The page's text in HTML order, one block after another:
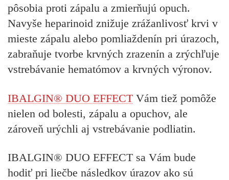
pôsobia proti zápalu a zmierňujú opuch.
Navyše heparinoid znižuje zrážanlivosť krvi v
mieste zápalu alebo pomliaždenín pri úrazoch,
zabraňuje tvorbe krvných zrazenín a zrýchľuje
vstrebávanie hematómov a krvných výronov.
IBALGIN® DUO EFFECT Vám tiež pomôže
nielen od bolesti, zápalu a opuchov, ale
zároveň urýchli aj vstrebávanie podliatin.
IBALGIN® DUO EFFECT sa Vám bude
hodiť pri liečbe následkov úrazov ako sú